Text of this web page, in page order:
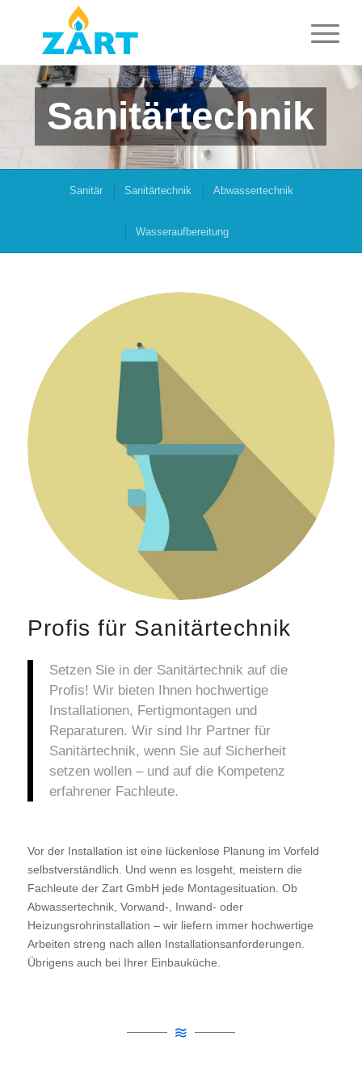
Sanitärtechnik
Sanitär Sanitärtechnik Abwassertechnik
Wasseraufbereitung
Profis für Sanitärtechnik
Setzen Sie in der Sanitärtechnik auf die
Profis! Wir bieten Ihnen hochwertige
Installationen, Fertigmontagen und
Reparaturen. Wir sind Ihr Partner für
Sanitärtechnik, wenn Sie auf Sicherheit
setzen wollen – und auf die Kompetenz
erfahrener Fachleute.
Vor der Installation ist eine lückenlose Planung im Vorfeld
selbstverständlich. Und wenn es losgeht, meistern die
Fachleute der Zart GmbH jede Montagesituation. Ob
Abwassertechnik, Vorwand-, Inwand- oder
Heizungsrohrinstallation – wir liefern immer hochwertige
Arbeiten streng nach allen Installationsanforderungen.
Übrigens auch bei Ihrer Einbauküche.